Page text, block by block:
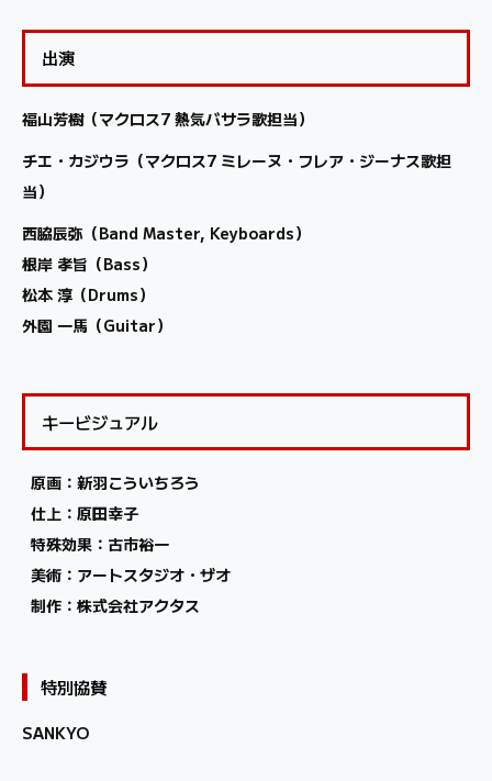
出演
福山芳樹（マクロス7 熱気バサラ歌担当）
チエ・カジウラ（マクロス7 ミレーヌ・フレア・ジーナス歌担
当）
西脇辰弥（Band Master, Keyboards）
根岸 孝旨（Bass）
松本 淳（Drums）
外園 一馬（Guitar）
キービジュアル
原画：新羽こういちろう
仕上：原田幸子
特殊効果：古市裕一
美術：アートスタジオ・ザオ
制作：株式会社アクタス
特別協賛
SANKYO